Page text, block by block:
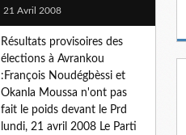
21 Avril 2008
Résultats provisoires des
élections à Avrankou
:François Noudégbèssi et
Okanla Moussa n'ont pas
fait le poids devant le Prd
lundi, 21 avril 2008 Le Parti